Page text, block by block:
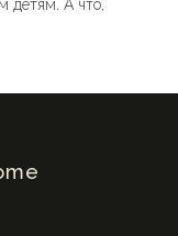
детям. А что,